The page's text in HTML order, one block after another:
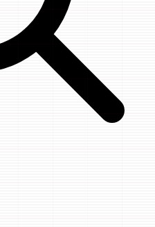
keys to navigate results,